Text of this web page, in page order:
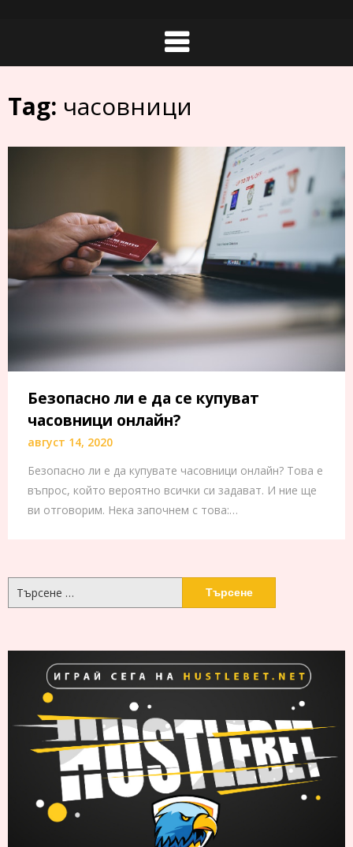
Tag: часовници
Безопасно ли е да се купуват
часовници онлайн?
август 14, 2020
Безопасно ли е да купувате часовници онлайн? Това е
въпрос, който вероятно всички си задават. И ние ще
ви отговорим. Нека започнем с това:…
за: